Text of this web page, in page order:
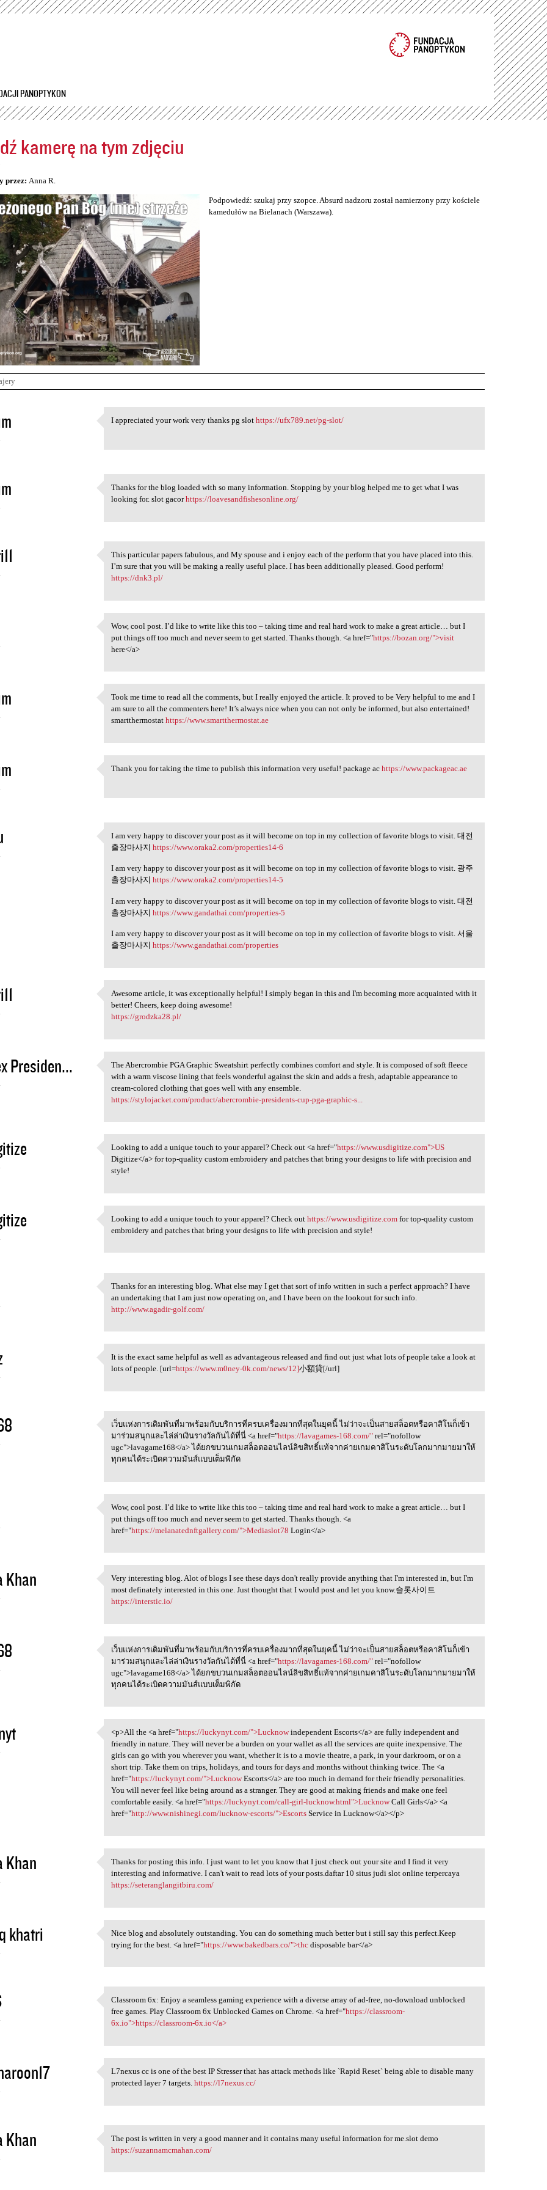
Przejdź
PANOPTYKON
kamerę na tym zdjęciu
przez: Anna R.
Podpowiedź: szukaj przy szopce. Absurd nadzoru został namierzony przy kościele
kamedułów na Bielanach (Warszawa).
I appreciated your work very
I appreciated your work very thanks pg slothttps://ufx789.net/pg-slot/
Thanks for the blog loaded
Thanks for the blog loaded with so many information. Stopping by your blog helped me to get what I was
looking for. slot gacorhttps://loavesandfishesonline.org/
This particular papers
This particular papers fabulous, and My spouse and i enjoy each of the perform that you have placed into this.
I’m sure that you will be making a really useful place. I has been additionally pleased. Good perform!
https://dnk3.pl/
Wow, cool post. I’d like to
Wow, cool post. I’d like to write like this too – taking time and real hard work to make a great article… but I
put things off too much and never seem to get started. Thanks though. <a href="https://bozan.org/">visit
here</a>
Took me time to read all the
Took me time to read all the comments, but I really enjoyed the article. It proved to be Very helpful to me and I
am sure to all the commenters here! It’s always nice when you can not only be informed, but also entertained!
smartthermostathttps://www.smartthermostat.ae
Thank you for taking the time
Thank you for taking the time to publish this information very useful! package achttps://www.packageac.ae
I am very happy to discover
I am very happy to discover your post as it will become on top in my collection of favorite blogs to visit. 대전
출장마사지https://www.oraka2.com/properties14-6
I am very happy to discover your post as it will become on top in my collection of favorite blogs to visit. 광주
출장마사지https://www.oraka2.com/properties14-5
I am very happy to discover your post as it will become on top in my collection of favorite blogs to visit. 대전
출장마사지https://www.gandathai.com/properties-5
I am very happy to discover your post as it will become on top in my collection of favorite blogs to visit. 서울
출장마사지https://www.gandathai.com/properties
Awesome article, it was
Awesome article, it was exceptionally helpful! I simply began in this and I'm becoming more acquainted with it
better! Cheers, keep doing awesome!
https://grodzka28.pl/
Presiden... The Abercrombie PGA Graphic
The Abercrombie PGA Graphic Sweatshirt perfectly combines comfort and style. It is composed of soft fleece
with a warm viscose lining that feels wonderful against the skin and adds a fresh, adaptable appearance to
cream-colored clothing that goes well with any ensemble.
https://stylojacket.com/product/abercrombie-presidents-cup-pga-graphic-s...
Looking to add a unique touch
Looking to add a unique touch to your apparel? Check out <a href="https://www.usdigitize.com">US
Digitize</a> for top-quality custom embroidery and patches that bring your designs to life with precision and
style!
Looking to add a unique touch
Looking to add a unique touch to your apparel? Check outhttps://www.usdigitize.com for top-quality custom
embroidery and patches that bring your designs to life with precision and style!
Thanks for an interesting
Thanks for an interesting blog. What else may I get that sort of info written in such a perfect approach? I have
an undertaking that I am just now operating on, and I have been on the lookout for such info.
http://www.agadir-golf.com/
It is the exact same helpful
It is the exact same helpful as well as advantageous released and find out just what lots of people take a look at
lots of people. [url=https://www.m0ney-0k.com/news/12]小額貸[/url]
เว็บแห่งการเดิมพันที่มาพร้อมก
เว็บแห่งการเดิมพันที่มาพร้อมกับบริการที่ครบเครื่องมากที่สุดในยุคนี้ ไม่ว่าจะเป็นสายสล็อตหรือคาสิโนก็เข้า
มาร่วมสนุกและไล่ล่าเงินรางวัลกันได้ที่นี่ <a href="https://lavagames-168.com/" rel="nofollow
ugc">lavagame168</a> ได้ยกขบวนเกมสล็อตออนไลน์ลิขสิทธิ์แท้จากค่ายเกมคาสิโนระดับโลกมากมายมาให้
ทุกคนได้ระเบิดความมันส์แบบเต็มพิกัด
Wow, cool post. I’d like to
Wow, cool post. I’d like to write like this too – taking time and real hard work to make a great article… but I
put things off too much and never seem to get started. Thanks though. <a
href="https://melanatednftgallery.com/">Mediaslot78 Login</a>
Khan Very interesting blog. Alot
Very interesting blog. Alot of blogs I see these days don't really provide anything that I'm interested in, but I'm
most definately interested in this one. Just thought that I would post and let you know.슬롯사이트
https://interstic.io/
เว็บแห่งการเดิมพันที่มาพร้อมก
เว็บแห่งการเดิมพันที่มาพร้อมกับบริการที่ครบเครื่องมากที่สุดในยุคนี้ ไม่ว่าจะเป็นสายสล็อตหรือคาสิโนก็เข้า
มาร่วมสนุกและไล่ล่าเงินรางวัลกันได้ที่นี่ <a href="https://lavagames-168.com/" rel="nofollow
ugc">lavagame168</a> ได้ยกขบวนเกมสล็อตออนไลน์ลิขสิทธิ์แท้จากค่ายเกมคาสิโนระดับโลกมากมายมาให้
ทุกคนได้ระเบิดความมันส์แบบเต็มพิกัด
<p>All the <a href="https:/
<p>All the <a href="https://luckynyt.com/">Lucknowindependent Escorts</a> are fully independent and
friendly in nature. They will never be a burden on your wallet as all the services are quite inexpensive. The
girls can go with you wherever you want, whether it is to a movie theatre, a park, in your darkroom, or on a
short trip. Take them on trips, holidays, and tours for days and months without thinking twice. The <a
href="https://luckynyt.com/">LucknowEscorts</a> are too much in demand for their friendly personalities.
You will never feel like being around as a stranger. They are good at making friends and make one feel
comfortable easily. <a href="https://luckynyt.com/call-girl-lucknow.html">LucknowCall Girls</a> <a
href="http://www.nishinegi.com/lucknow-escorts/">Escorts Service in Lucknow</a></p>
Khan Thanks for posting this info.
Thanks for posting this info. I just want to let you know that I just check out your site and I find it very
interesting and informative. I can't wait to read lots of your posts.daftar 10 situs judi slot online terpercaya
https://seteranglangitbiru.com/
khatri Nice blog and absolutely
Nice blog and absolutely outstanding. You can do something much better but i still say this perfect.Keep
trying for the best. <a href="https://www.bakedbars.co/">thc disposable bar</a>
Classroom 6x: Enjoy a
Classroom 6x: Enjoy a seamless gaming experience with a diverse array of ad-free, no-download unblocked
free games. Play Classroom 6x Unblocked Games on Chrome. <a href="https://classroom-
6x.io">https://classroom-6x.io</a>
L7nexus cc is one of the best
L7nexus cc is one of the best IP Stresser that has attack methods like `Rapid Reset` being able to disable many
protected layer 7 targets.https://l7nexus.cc/
Khan The post is written in very a
The post is written in very a good manner and it contains many useful information for me.slot demo
https://suzannamcmahan.com/